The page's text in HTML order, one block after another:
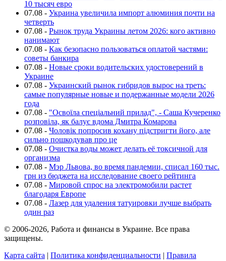
10 тысяч евро
07.08 - Украина увеличила импорт алюминия почти на
четверть
07.08 - Рынок труда Украины летом 2026: кого активно
нанимают
07.08 - Как безопасно пользоваться оплатой частями:
советы банкира
07.08 - Новые сроки водительских удостоверений в
Украине
07.08 - Украинский рынок гибридов вырос на треть:
самые популярные новые и подержанные модели 2026
года
07.08 - "Освоїла спеціальний прилад", - Саша Кучеренко
розповіла, як балує вдома Дмитра Комарова
07.08 - Чоловік попросив кохану підстригти його, але
сильно пошкодував про це
07.08 - Очистка воды может делать её токсичной для
организма
07.08 - Мэр Львова, во время пандемии, списал 160 тыс.
грн из бюджета на исследование своего рейтинга
07.08 - Мировой спрос на электромобили растет
благодаря Европе
07.08 - Лазер для удаления татуировки лучше выбрать
один раз
© 2006-2026, Работа и финансы в Украине. Все права
защищены.
Карта сайта | Политика конфиденциальности | Правила